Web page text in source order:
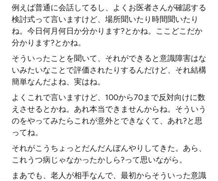
例えば普通に会話してるし、よくお医者さんが確認する
検討式って言いますけど、場所聞いたり時間聞いたり
ね。今日何月何日か分かります?とかね。ここどこだか
分かります?とかね。
そういったことを聞いて、それができると意識障害はな
いみたいなことで評価されたりするんだけど、それ結構
簡単なんだよね、実はね。
よくこれで言いますけど、100から70まで反対向けに数
えさせるとかね。あれ本当できませんからね。そういう
のをやってみたらこれが意外とできなくて、あれ?と思
ってね。
それがこうちょっとだんだんぼんやりしてきた。あら、
これうつ病じゃなかったかしら?って思いながら。
まあでも、老人が相手なんで、最初からそういった意識